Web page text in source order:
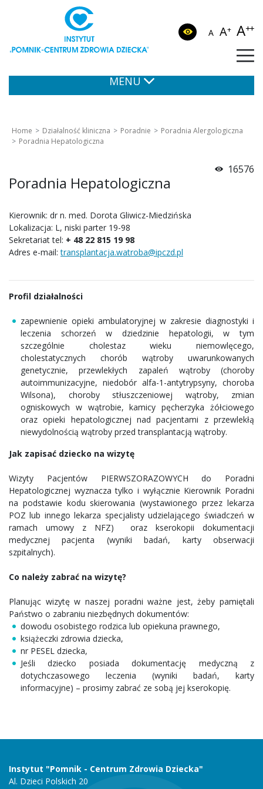
A A+ A++
MENU
Home Działalność kliniczna Poradnie
Poradnia Alergologiczna
Poradnia Hepatologiczna
16576
Poradnia Hepatologiczna
Kierownik: dr n. med. Dorota Gliwicz-Miedzińska
Lokalizacja: L, niski parter 19-98
Sekretariat tel: + 48 22 815 19 98
Adres e-mail:transplantacja.watroba@ipczd.pl
Profil działalności
zapewnienie opieki ambulatoryjnej w zakresie diagnostyki i
leczenia schorzeń w dziedzinie hepatologii, w tym
szczególnie cholestaz wieku niemowlęcego,
cholestatycznych chorób wątroby uwarunkowanych
genetycznie, przewlekłych zapaleń wątroby (choroby
autoimmunizacyjne, niedobór alfa-1-antytrypsyny, choroba
Wilsona), choroby stłuszczeniowej wątroby, zmian
ogniskowych w wątrobie, kamicy pęcherzyka żółciowego
oraz opieki hepatologicznej nad pacjentami z przewlekłą
niewydolnością wątroby przed transplantacją wątroby.
Jak zapisać dziecko na wizytę
Wizyty Pacjentów PIERWSZORAZOWYCH do Poradni
Hepatologicznej wyznacza tylko i wyłącznie Kierownik Poradni
na podstawie kodu skierowania (wystawionego przez lekarza
POZ lub innego lekarza specjalisty udzielającego świadczeń w
ramach umowy z NFZ) oraz kserokopii dokumentacji
medycznej pacjenta (wyniki badań, karty obserwacji
szpitalnych).
Co należy zabrać na wizytę?
Planując wizytę w naszej poradni ważne jest, żeby pamiętali
Państwo o zabraniu niezbędnych dokumentów:
dowodu osobistego rodzica lub opiekuna prawnego,
książeczki zdrowia dziecka,
nr PESEL dziecka,
Jeśli dziecko posiada dokumentację medyczną z
dotychczasowego leczenia (wyniki badań, karty
informacyjne) – prosimy zabrać ze sobą jej kserokopię.
Instytut "Pomnik - Centrum Zdrowia Dziecka"
Al. Dzieci Polskich 20